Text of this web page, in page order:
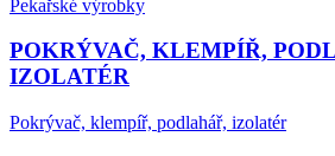
Pekařské výrobky
POKRÝVAČ, KLEMPÍŘ,
IZOLATÉR
Pokrývač, klempíř, podlahář, izolatér